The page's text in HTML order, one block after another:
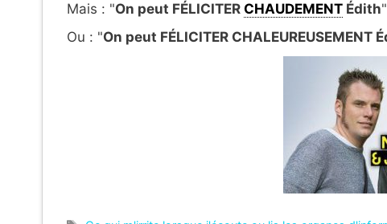
Mais : "On peut FÉLICITER CHAUDEMENT Édith
Ou : "On peut FÉLICITER CHALEUREUSEMENT